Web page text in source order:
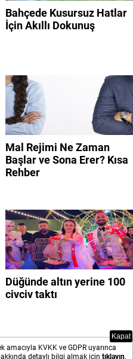
Bahçede Kusursuz Hatlar
İçin Akıllı Dokunuş
Mal Rejimi Ne Zaman
Başlar ve Sona Erer? Kısa
Rehber
Düğünde altın yerine 100
civciv taktı
KVKK ve GDPR uyarınca
detaylı bilgi almak için tıklayın.
Kapat